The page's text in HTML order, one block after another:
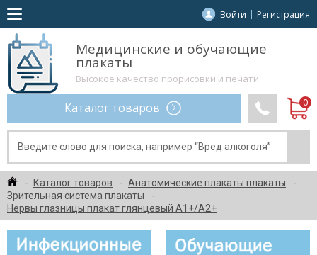
Войти Регистрация
Медицинские и обучающие
плакаты
Высокое качество прорисовки и печати
Каталог товаров
Каталог товаров
Анатомические плакаты плакаты
Зрительная система плакаты
Нервы глазницы плакат глянцевый А1+/А2+